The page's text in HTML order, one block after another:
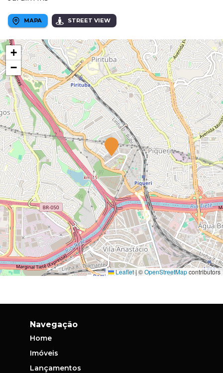
MAPA STREET VIEW
+
−
Leaflet | ©OpenStreetMapcontributors
Navegação
Home
Imóveis
Lançamentos